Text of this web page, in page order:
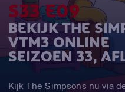
S33 E09
BEKIJK THE
VTM3 ONLINE
SEIZOEN 33,
Kijk The Simpsons nu via